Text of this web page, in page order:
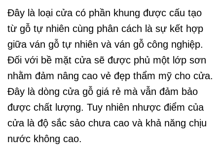
Đây là loại cửa có phần khung được cấu tạo
từ gỗ tự nhiên cùng phân cách là sự kết hợp
giữa ván gỗ tự nhiên và ván gỗ công nghiệp.
Đối với bề mặt cửa sẽ được phủ một lớp sơn
nhằm đảm nâng cao vẻ đẹp thẩm mỹ cho cửa.
Đây là dòng cửa gỗ giá rẻ mà vẫn đảm bảo
được chất lượng. Tuy nhiên nhược điểm của
cửa là độ sắc sảo chưa cao và khả năng chịu
nước không cao.